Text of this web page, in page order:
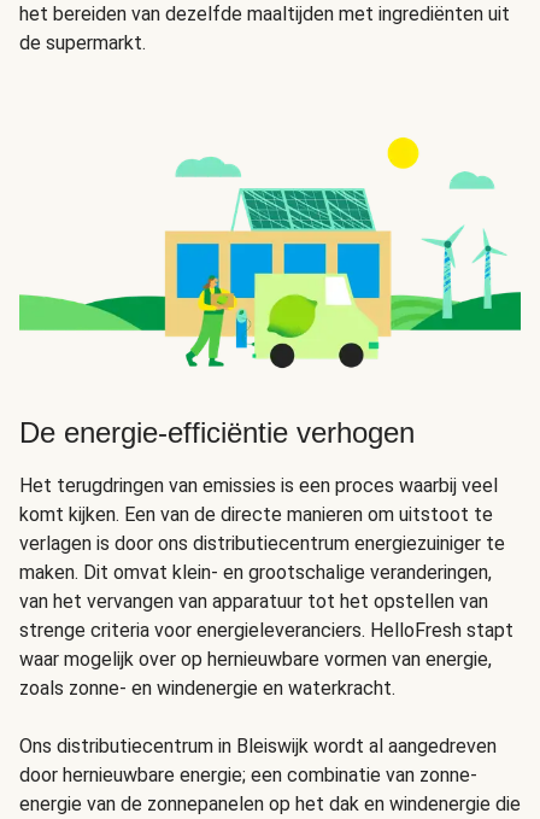
het bereiden van dezelfde maaltijden met ingrediënten uit
de supermarkt.
De energie-efficiëntie verhogen
Het terugdringen van emissies is een proces waarbij veel
komt kijken. Een van de directe manieren om uitstoot te
verlagen is door ons distributiecentrum energiezuiniger te
maken. Dit omvat klein- en grootschalige veranderingen,
van het vervangen van apparatuur tot het opstellen van
strenge criteria voor energieleveranciers. HelloFresh stapt
waar mogelijk over op hernieuwbare vormen van energie,
zoals zonne- en windenergie en waterkracht.
Ons distributiecentrum in Bleiswijk wordt al aangedreven
door hernieuwbare energie; een combinatie van zonne-
energie van de zonnepanelen op het dak en windenergie die